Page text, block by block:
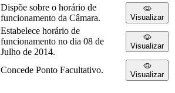
Dispõe sobre o horário de
funcionamento da Câmara.
Visualizar
Estabelece horário de
funcionamento no dia 08 de
Julho de 2014.
Visualizar
Concede Ponto Facultativo. Visualizar